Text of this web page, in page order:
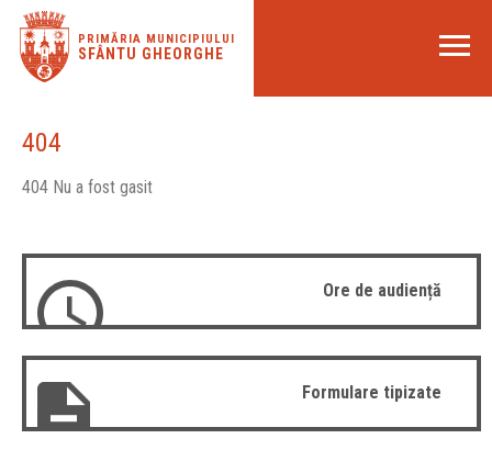
PRIMĂRIA MUNICIPIULUI
SFÂNTU GHEORGHE
404
404 Nu a fost gasit
Ore de audiență
Formulare tipizate